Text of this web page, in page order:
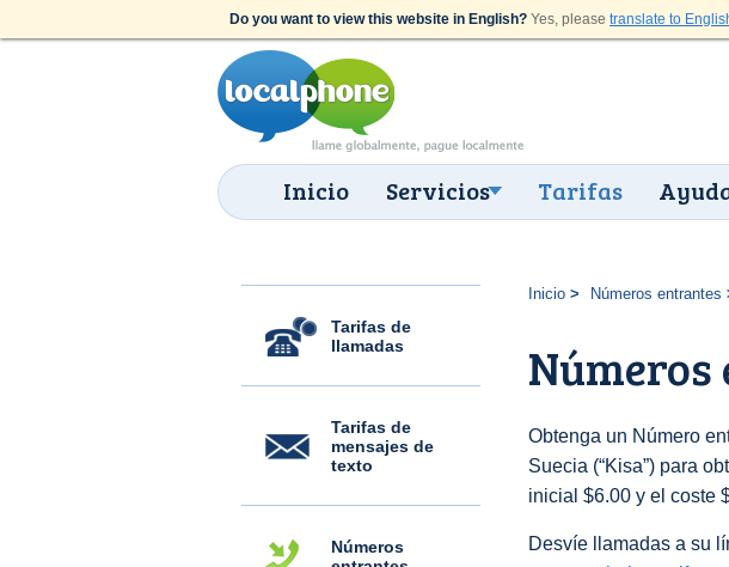
Do you want to view this website in English? Yes, please translate to
Inicio Servicios Tarifas
Tarifas de
llamadas
Tarifas de
mensajes de
texto
Números
Inicio Números entrantes
Números
Obtenga un Número
Suecia (“Kisa”) para
inicial $6.00 y el coste
Desvíe llamadas a su